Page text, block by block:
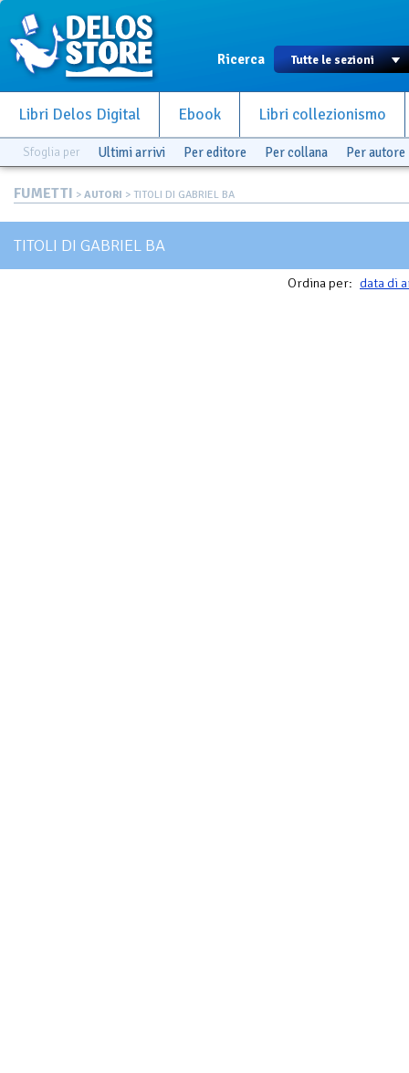
Ricerca
Libri Delos Digital Ebook Libri collezionismo
Sfoglia per Ultimi arrivi Per editore Per collana Per autore
FUMETTI > AUTORI > TITOLI DI GABRIEL BA
TITOLI DI GABRIEL BA
Ordina per: data di